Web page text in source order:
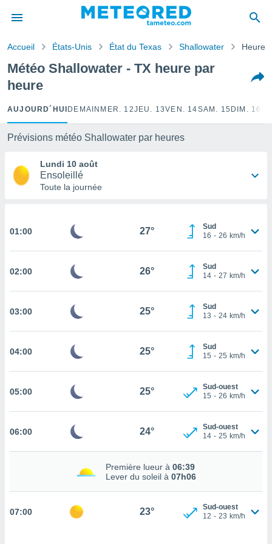
de
a
par
les
nous
à vous
ACCEPTER
Accueil États-Unis État du Texas Shallowater Heure
Météo Shallowater - TX heure par
heure
AUJOURD´HUI DEMAIN MER. 12JEU. 13VEN. 14SAM. 15 DIM. 16
Prévisions météo Shallowater par heures
Lundi 10 août
Ensoleillé
Toute la journée
01:00 27°
Sud
16 - 26 km/h
02:00 26°
Sud
14 - 27 km/h
03:00 25°
Sud
13 - 24 km/h
04:00 25°
Sud
15 - 25 km/h
05:00 25°
Sud-ouest
15 - 26 km/h
06:00 24°
Sud-ouest
14 - 25 km/h
Première lueur à 06:39
Lever du soleil à 07h06
07:00 23°
Sud-ouest
12 - 23 km/h